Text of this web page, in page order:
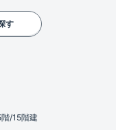
す
階/15階建